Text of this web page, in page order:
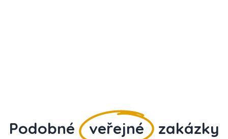
Podobné veřejné zakázky